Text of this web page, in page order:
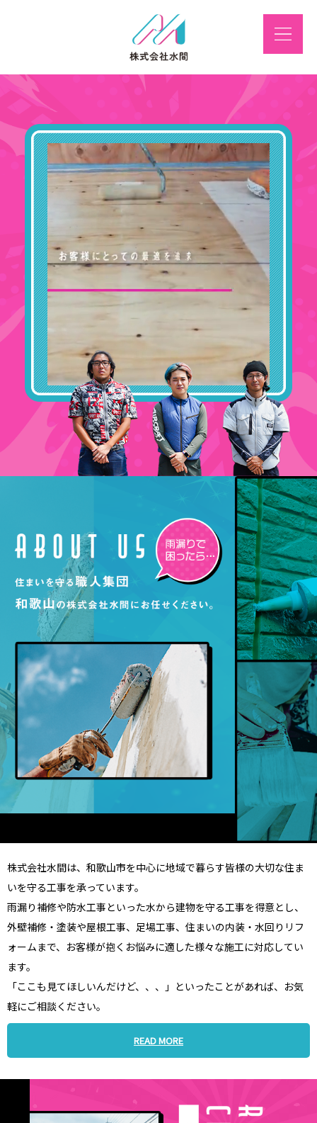
株式会社水間は、和歌山市を中心に地域で暮らす皆様の大切な住ま
いを守る工事を承っています。
雨漏り補修や防水工事といった水から建物を守る工事を得意とし、
外壁補修・塗装や屋根工事、足場工事、住まいの内装・水回りリフ
ォームまで、お客様が抱くお悩みに適した様々な施工に対応してい
ます。
「ここも見てほしいんだけど、、、」といったことがあれば、お気
軽にご相談ください。
READ MORE